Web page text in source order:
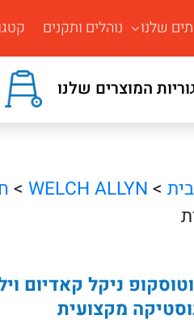
שלנו נוהלים ותקנים
המוצרים שלנו
>
WELCH ALLYN
>
מקצועית